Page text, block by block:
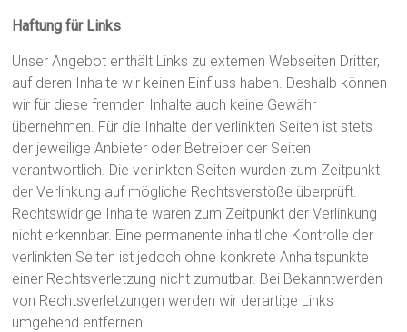
Haftung für Links
Unser Angebot enthält Links zu externen Webseiten Dritter,
auf deren Inhalte wir keinen Einfluss haben. Deshalb können
wir für diese fremden Inhalte auch keine Gewähr
übernehmen. Für die Inhalte der verlinkten Seiten ist stets
der jeweilige Anbieter oder Betreiber der Seiten
verantwortlich. Die verlinkten Seiten wurden zum Zeitpunkt
der Verlinkung auf mögliche Rechtsverstöße überprüft.
Rechtswidrige Inhalte waren zum Zeitpunkt der Verlinkung
nicht erkennbar. Eine permanente inhaltliche Kontrolle der
verlinkten Seiten ist jedoch ohne konkrete Anhaltspunkte
einer Rechtsverletzung nicht zumutbar. Bei Bekanntwerden
von Rechtsverletzungen werden wir derartige Links
umgehend entfernen.